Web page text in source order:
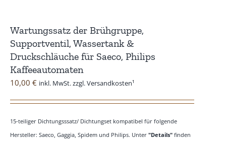
Wartungssatz der Brühgruppe,
Supportventil, Wassertank &
Druckschläuche für Saeco, Philips
Kaffeeautomaten
10,00 € inkl. MwSt. zzgl. Versandkosten¹
15-teiliger Dichtungsssatz/ Dichtungset kompatibel für folgende
Hersteller: Saeco, Gaggia, Spidem und Philips. Unter "Details" finden